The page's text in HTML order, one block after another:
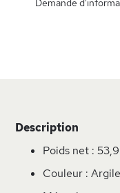
Demande
Description
Poids net :
Couleur : Argile